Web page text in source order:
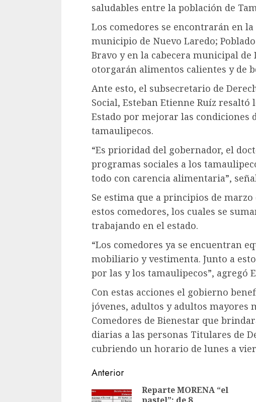
saludables entre la población de
Los comedores se encontrarán en
municipio de Nuevo Laredo;
Bravo y en la cabecera municipal de
otorgarán alimentos calientes y de
Ante esto, el subsecretario de
Social, Esteban Etienne Ruíz
Estado por mejorar las condiciones
tamaulipecos.
“Es prioridad del gobernador, el
programas sociales a los
todo con carencia alimentaria”,
Se estima que a principios de
estos comedores, los cuales se
trabajando en el estado.
“Los comedores ya se encuentran
mobiliario y vestimenta. Junto a
por las y los tamaulipecos”, agregó
Con estas acciones el gobierno
jóvenes, adultos y adultos mayores
Comedores de Bienestar que
diarias a las personas Titulares de
cubriendo un horario de lunes a
Sigue
leyendo
Anterior
Reparte MORENA “el